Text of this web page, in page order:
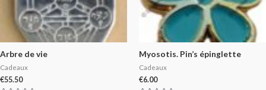
Arbre de vie
Cadeaux
€55.50
Myosotis. Pin’s épinglette
Cadeaux
€6.00